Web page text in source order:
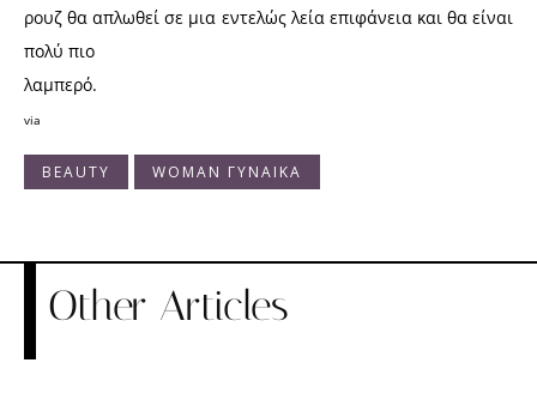
ρουζ θα απλωθεί σε μια εντελώς λεία επιφάνεια και θα είναι
πολύ πιο
λαμπερό.
via
BEAUTY WOMAN ΓΥΝΑΙΚΑ
Other Articles